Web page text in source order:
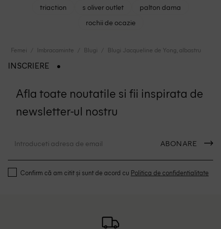
triaction
s oliver outlet
palton dama
rochii de ocazie
Femei Imbracaminte Blugi Blugi Jacqueline de Yong, albastru
INSCRIERE
Afla toate noutatile si fii inspirata de
newsletter-ul nostru
ABONARE
Confirm că am citit și sunt de acord cu Politica de confidentialitate